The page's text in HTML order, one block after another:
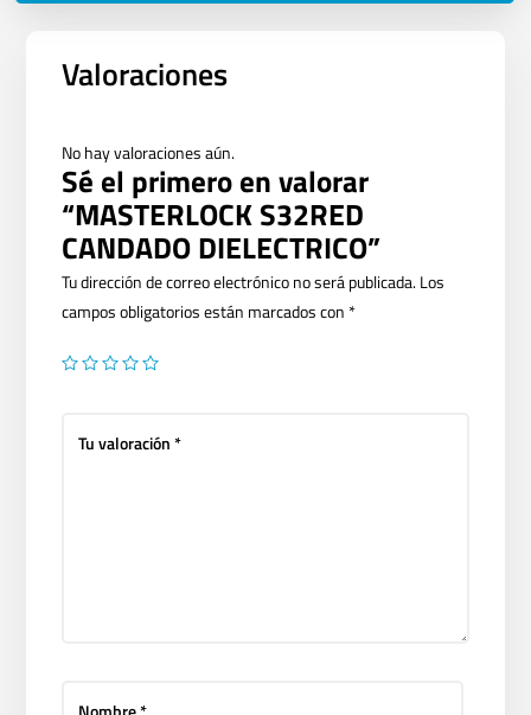
Valoraciones
No hay valoraciones aún.
Sé el primero en valorar
“MASTERLOCK S32RED
CANDADO DIELECTRICO”
Tu dirección de correo electrónico no será publicada.Los
campos obligatorios están marcados con *